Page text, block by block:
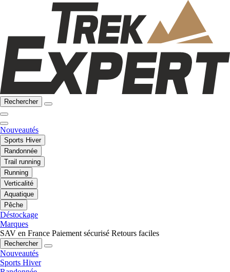
Rechercher
Nouveautés
Sports Hiver
Randonnée
Trail running
Running
Verticalité
Aquatique
Pêche
Déstockage
Marques
SAV en France Paiement sécurisé Retours faciles
Rechercher
Nouveautés
Sports Hiver